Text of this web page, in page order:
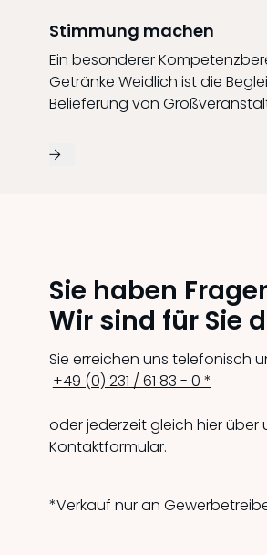
Stimmung machen
Ein besonderer
Getränke Weidlich ist die
Belieferung von
Sie haben
Wir sind für Sie
Sie erreichen uns telefonisch
+49 (0) 231 / 61 83 - 0 *
oder jederzeit gleich hier über
Kontaktformular.
*Verkauf nur an